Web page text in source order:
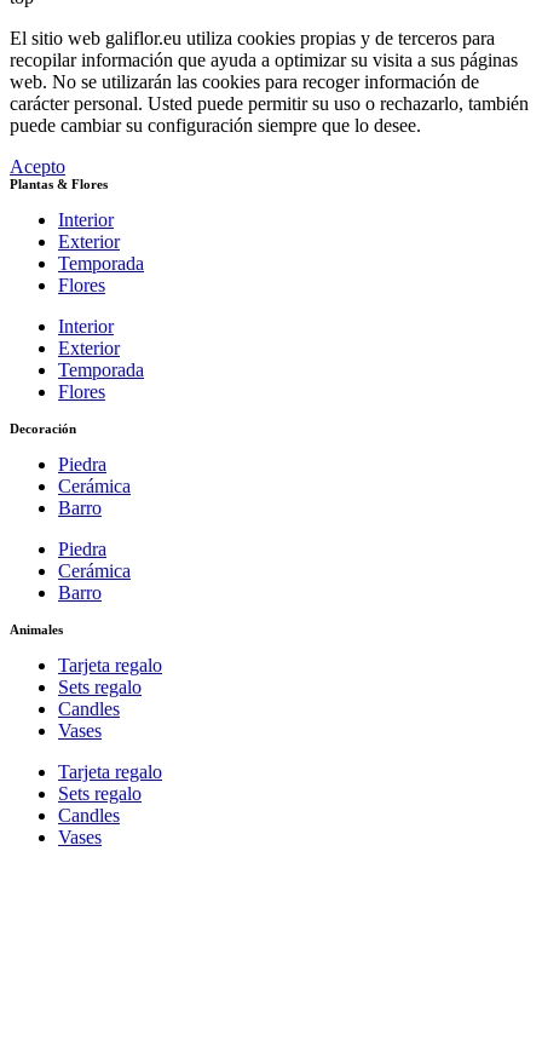
El sitio web galiflor.eu utiliza cookies propias y de terceros para
recopilar información que ayuda a optimizar su visita a sus páginas
web. No se utilizarán las cookies para recoger información de
carácter personal. Usted puede permitir su uso o rechazarlo, también
puede cambiar su configuración siempre que lo desee.
Acepto
Plantas & Flores
Interior
Exterior
Temporada
Flores
Interior
Exterior
Temporada
Flores
Decoración
Piedra
Cerámica
Barro
Piedra
Cerámica
Barro
Animales
Tarjeta regalo
Sets regalo
Candles
Vases
Tarjeta regalo
Sets regalo
Candles
Vases